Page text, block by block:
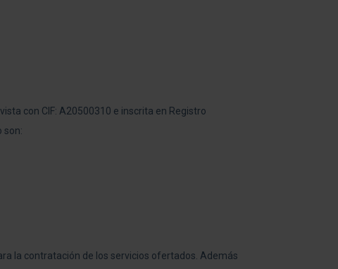
con CIF: A20500310 e inscrita en Registro
son:
la contratación de los servicios ofertados. Además